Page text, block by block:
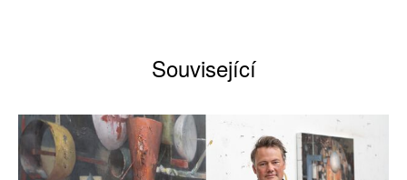
Související